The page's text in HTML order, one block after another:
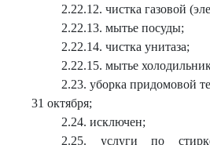
2.22.12. чистка газовой
2.22.13. мытье посуды;
2.22.14. чистка унитаза;
2.22.15. мытье
2.23. уборка придомовой
31 октября;
2.24. исключен;
2.25. услуги по